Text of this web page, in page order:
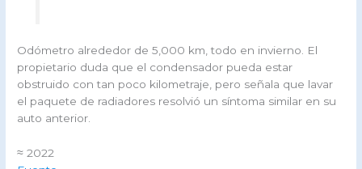
Odómetro alrededor de 5,000 km, todo en invierno. El
propietario duda que el condensador pueda estar
obstruido con tan poco kilometraje, pero señala que lavar
el paquete de radiadores resolvió un síntoma similar en su
auto anterior.
≈ 2022